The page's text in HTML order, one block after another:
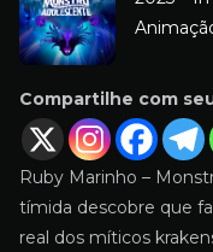
Compartilhe com
Ruby Marinho –
tímida descobre que
real dos míticos